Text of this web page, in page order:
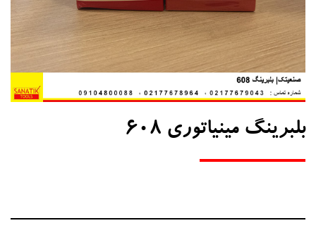
بلبرینگ مینیاتوری 608